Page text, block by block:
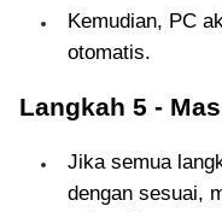
Kemudian, PC
otomatis.
Langkah 5 -
Jika semua
dengan sesuai,